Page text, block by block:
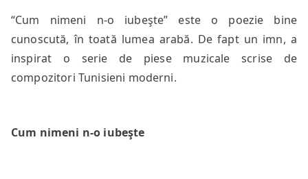
“Cum nimeni n-o iubeşte” este o poezie bine
cunoscută, în toată lumea arabă. De fapt un imn, a
inspirat o serie de piese muzicale scrise de
compozitori Tunisieni moderni.
Cum nimeni n-o iubeşte